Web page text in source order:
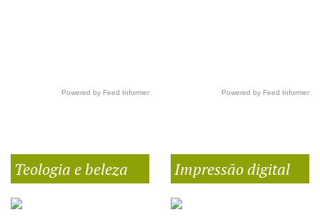
Powered by Feed Informer Powered by Feed Informer
Teologia e beleza Impressão digital